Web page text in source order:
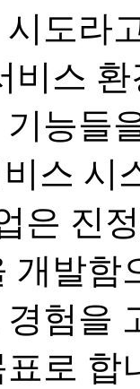
도라
비스
능들
비스
은 진
개발함
험을
로 합